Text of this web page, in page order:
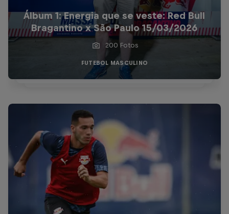
Álbum 1: Energia que se veste: Red Bull
Bragantino x São Paulo 15/03/2026
200 Fotos
FUTEBOL MASCULINO